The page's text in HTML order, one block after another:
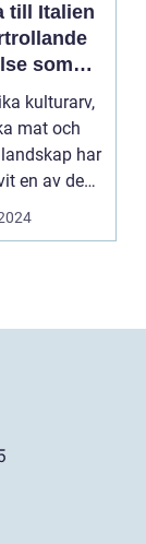
till Italien
som
världen
kulturarv,
mat och
har
en av de